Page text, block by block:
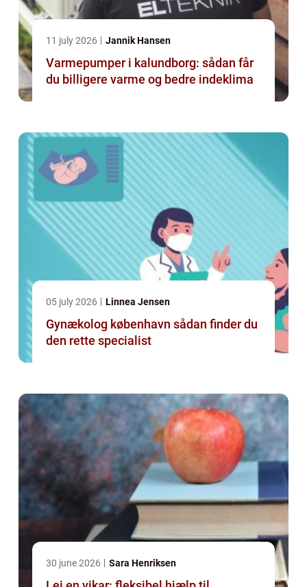
11 july 2026 Jannik Hansen
Varmepumper i kalundborg: sådan får
du billigere varme og bedre indeklima
05 july 2026 Linnea Jensen
Gynækolog københavn sådan finder du
den rette specialist
30 june 2026 Sara Henriksen